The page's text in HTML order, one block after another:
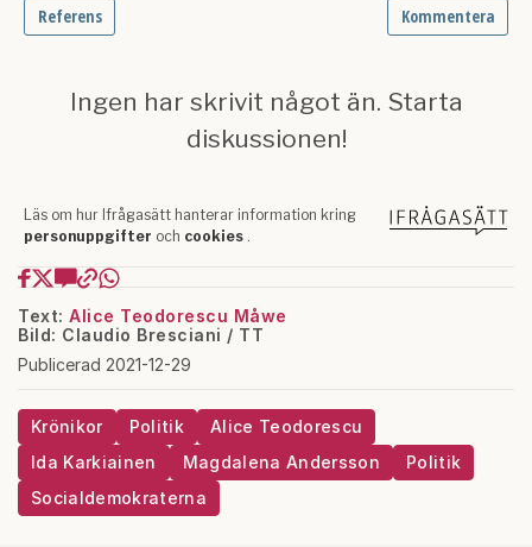
Text: Alice Teodorescu Måwe
Bild: Claudio Bresciani / TT
Publicerad 2021-12-29
Krönikor Politik
Alice Teodorescu
Ida Karkiainen
Magdalena Andersson
Politik
Socialdemokraterna